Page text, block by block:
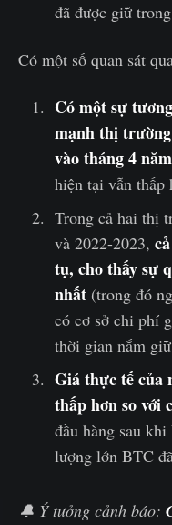
đã được giữ
Có một số quan sát
Có một sự
mạnh thị
vào tháng 4
hiện tại vẫn thấp
Trong cả hai thị
và 2022-2023,
tụ, cho thấy sự
nhất(trong đó
có cơ sở chi phí
thời gian nắm
Giá thực tế của
thấp hơn so với
đầu hàng sau
lượng lớn BTC
🔔 Ý tưởng cảnh báo: